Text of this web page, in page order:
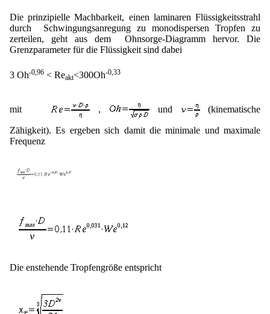
Die prinzipielle Machbarkeit, einen laminaren Flüssigkeitsstrahl
durch Schwingungsanregung zu monodispersen Tropfen zu
zerteilen, geht aus dem Ohnsorge-Diagramm hervor. Die
Grenzparameter für die Flüssigkeit sind dabei
3 Oh-0,96 < Reakt<300Oh-0,33
mit und (kinematische
Zähigkeit). Es ergeben sich damit die minimale und maximale
Frequenz
Die enstehende Tropfengröße entspricht